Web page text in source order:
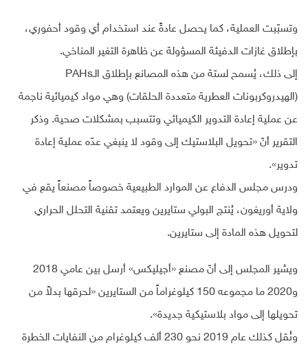
وتسبّبت العملية، كما يحصل عادةً عند استخدام أي وقود أحفوري،
بإطلاق غازات الدفيئة المسؤولة عن ظاهرة التغير المناخي.
إلى ذلك، يُسمح لستة من هذه المصانع بإطلاق الـPAHs
(الهيدروكربونات العطرية متعددة الحلقات) وهي مواد كيميائية ناجمة
عن عملية إعادة التدوير الكيميائي وتتسبب بمشكلات صحية. وذكر
التقرير أنّ «تحويل البلاستيك إلى وقود لا ينبغي عدّه عملية إعادة
تدوير».
ودرس مجلس الدفاع عن الموارد الطبيعية خصوصاً مصنعاً يقع في
ولاية أوريغون، يُنتج البولي ستايرين ويعتمد تقنية التحلل الحراري
لتحويل هذه المادة إلى ستايرين.
ويشير المجلس إلى أنّ مصنع «أجيليكس» أرسل بين عامي 2018
و2020 ما مجموعه 150 كيلوغراماً من الستايرين «لحرقها بدلاً من
تحويلها إلى مواد بلاستيكية جديدة».
ونُقل كذلك عام 2019 نحو 230 ألف كيلوغرام من النفايات الخطرة